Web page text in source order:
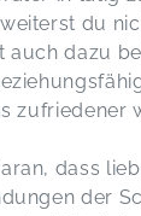
du
auch dazu
zufriedener
dass
der